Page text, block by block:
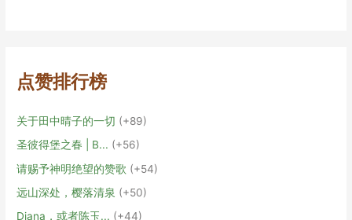
点赞排行榜
关于田中晴子的一切
+89
圣彼得堡之春 | В...
+56
请赐予神明绝望的赞歌
+54
远山深处，樱落清泉
+50
Diana，或者陈玉...
+44